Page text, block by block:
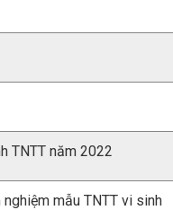
TNTT năm 2022
mẫu TNTT vi sinh